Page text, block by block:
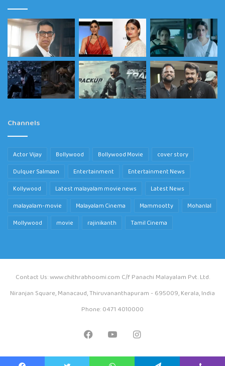
Channels
Actor Vijay Bollywood Bollywood Movie
cover story
Dulquer Salmaan
Entertainment
Entertainment News
Kollywood
Latest malayalam movie news
Latest News
malayalam-movie
Malayalam Cinema Mammootty
Mohanlal
Mollywood
movie rajinikanth Tamil Cinema
Contact Us: www.chithrabhoomi.com C/f Panachi Malayalam Pvt. Ltd.
Niranjan Square, Manacaud, Thiruvananthapuram - 695009, Kerala, India
Phone: 0471 4010000
FacebookYouTubeInstagram